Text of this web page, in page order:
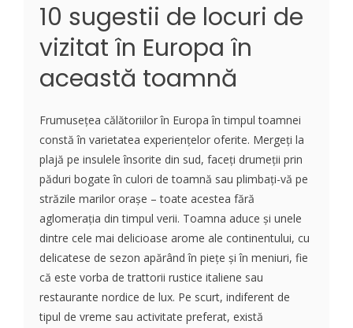
10 sugestii de locuri de
vizitat în Europa în
această toamnă
Frumusețea călătoriilor în Europa în timpul toamnei
constă în varietatea experiențelor oferite. Mergeți la
plajă pe insulele însorite din sud, faceți drumeții prin
păduri bogate în culori de toamnă sau plimbați-vă pe
străzile marilor orașe ⁠– toate acestea fără
aglomerația din timpul verii. Toamna aduce și unele
dintre cele mai delicioase arome ale continentului, cu
delicatese de sezon apărând în piețe și în meniuri, fie
că este vorba de trattorii rustice italiene sau
restaurante nordice de lux. Pe scurt, indiferent de
tipul de vreme sau activitate preferat, există